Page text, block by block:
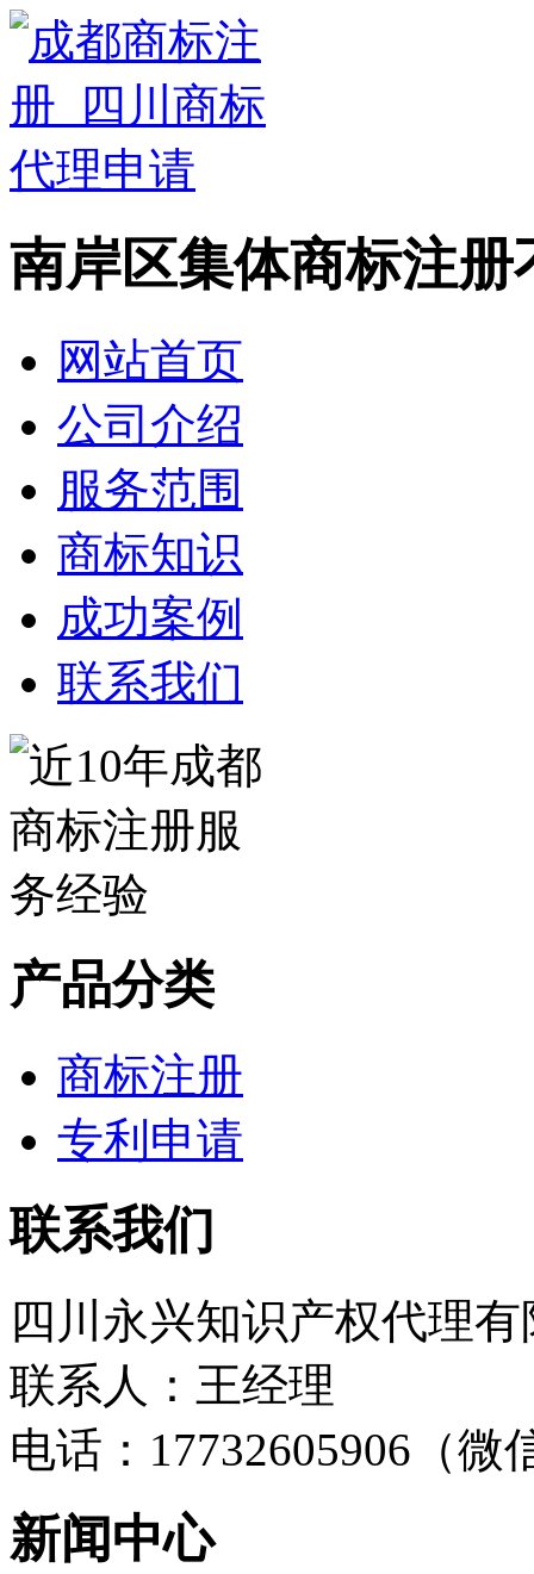
南岸区集体商标注
网站首页
公司介绍
服务范围
商标知识
成功案例
联系我们
产品分类
商标注册
专利申请
联系我们
四川永兴知识产权代理
联系人：王经理
电话：17732605906（微
新闻中心